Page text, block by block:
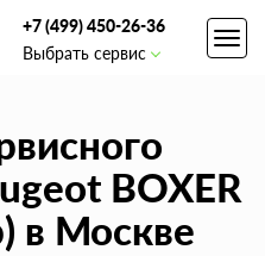
+7 (499) 450-26-36
Выбрать сервис
BOXER
в Москве